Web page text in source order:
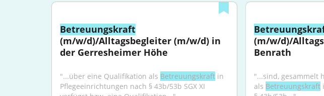
Betreuungskraft
(m/w/d)/Alltagsbegleiter (m/w/d) in
der Gerresheimer Höhe
"...über eine Qualifikation als Betreuungskraft in
Pflegeeinrichtungen nach § 43b/53b SGX XI
(m/w/d)/
Benrath
"...sind, gesammelt
als Betreuungskraft